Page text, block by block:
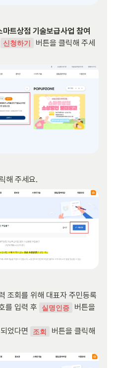
트상점 기술보급사업 참여
신청하기
버튼을 클릭해 주세
해 주세요.
조회를 위해 대표자 주민등록
를 입력 후
실명인증
버튼을
었다면
조회
버튼을 클릭해